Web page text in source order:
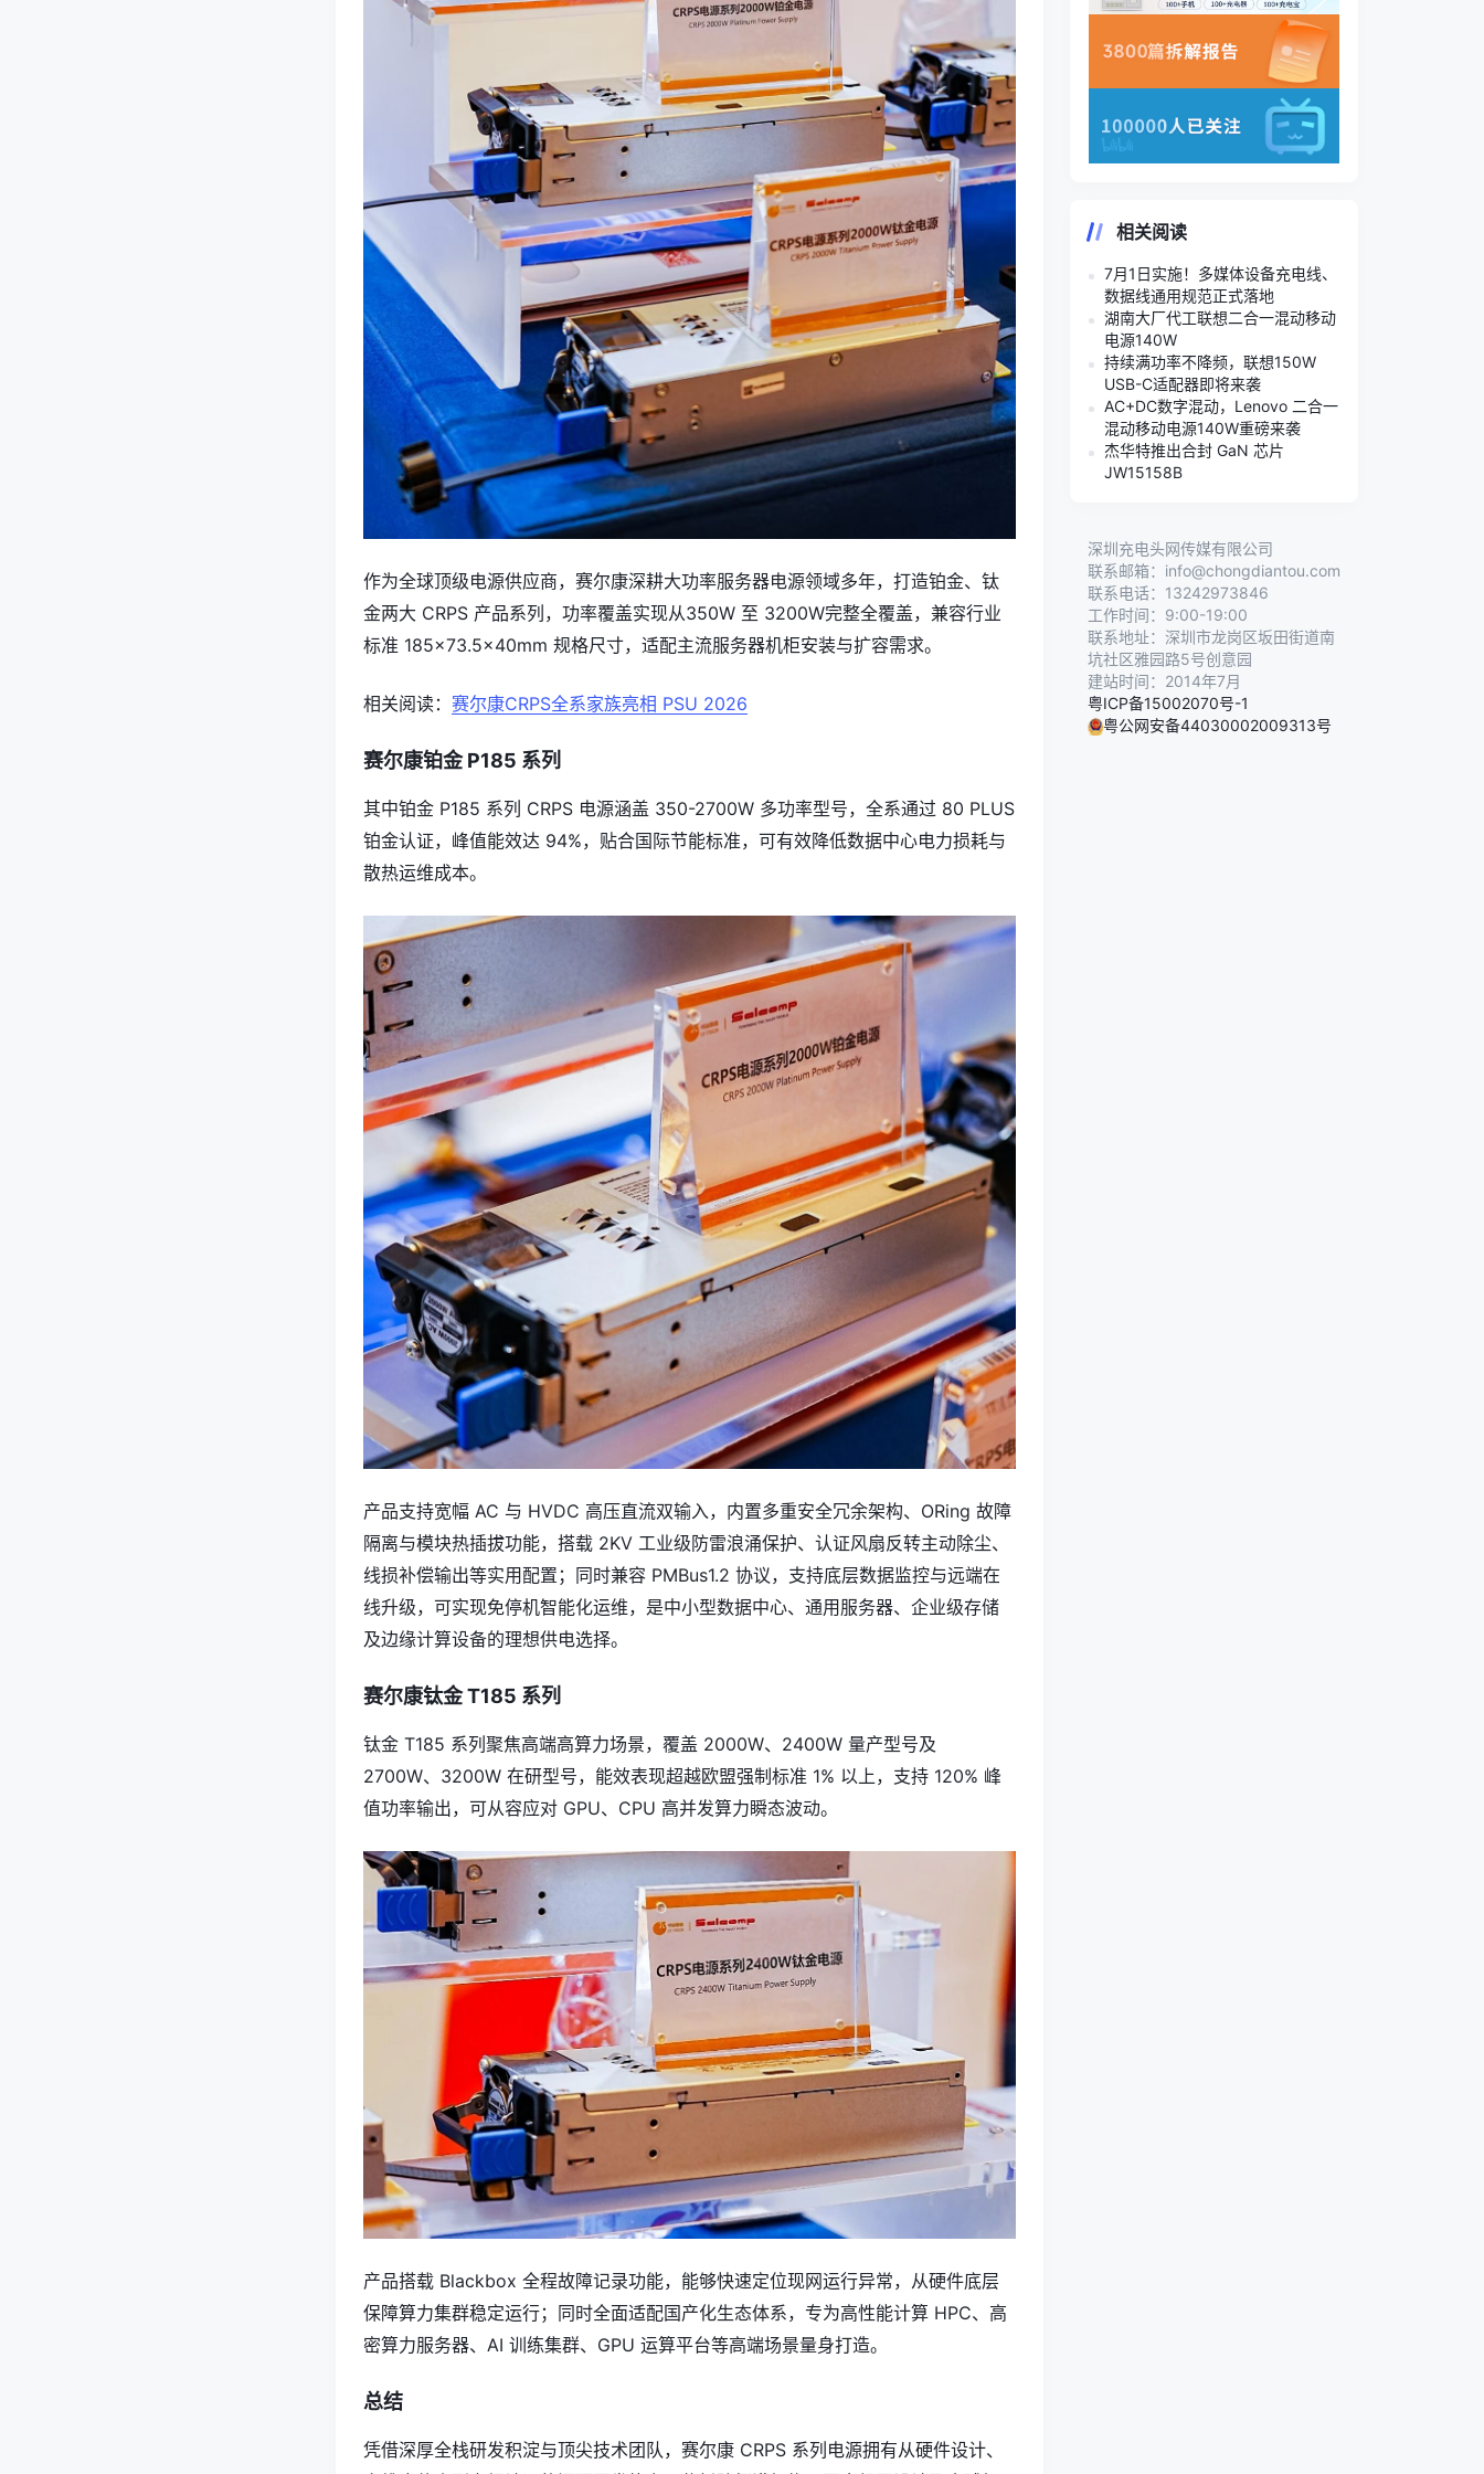
作为全球顶级电源供应商，赛尔康深耕大功率服务器电源领域多年，打造铂金、钛
金两大 CRPS 产品系列，功率覆盖实现从350W 至 3200W完整全覆盖，兼容行业
标准 185×73.5×40mm 规格尺寸，适配主流服务器机柜安装与扩容需求。
相关阅读： 赛尔康CRPS全系家族亮相 PSU 2026
赛尔康铂金 P185 系列
其中铂金 P185 系列 CRPS 电源涵盖 350-2700W 多功率型号，全系通过 80 PLUS
铂金认证，峰值能效达 94%，贴合国际节能标准，可有效降低数据中心电力损耗与
散热运维成本。
产品支持宽幅 AC 与 HVDC 高压直流双输入，内置多重安全冗余架构、ORing 故障
隔离与模块热插拔功能，搭载 2KV 工业级防雷浪涌保护、认证风扇反转主动除尘、
线损补偿输出等实用配置；同时兼容 PMBus1.2 协议，支持底层数据监控与远端在
线升级，可实现免停机智能化运维，是中小型数据中心、通用服务器、企业级存储
及边缘计算设备的理想供电选择。
赛尔康钛金 T185 系列
钛金 T185 系列聚焦高端高算力场景，覆盖 2000W、2400W 量产型号及
2700W、3200W 在研型号，能效表现超越欧盟强制标准 1% 以上，支持 120% 峰
值功率输出，可从容应对 GPU、CPU 高并发算力瞬态波动。
产品搭载 Blackbox 全程故障记录功能，能够快速定位现网运行异常，从硬件底层
保障算力集群稳定运行；同时全面适配国产化生态体系，专为高性能计算 HPC、高
密算力服务器、AI 训练集群、GPU 运算平台等高端场景量身打造。
总结
凭借深厚全栈研发积淀与顶尖技术团队，赛尔康 CRPS 系列电源拥有从硬件设计、
相关阅读
7月1日实施！多媒体设备充电线、
数据线通用规范正式落地
湖南大厂代工联想二合一混动移动
电源140W
持续满功率不降频，联想150W
USB-C适配器即将来袭
AC+DC数字混动，Lenovo 二合一
混动移动电源140W重磅来袭
杰华特推出合封 GaN 芯片
JW15158B
深圳充电头网传媒有限公司
联系邮箱：info@chongdiantou.com
联系电话：13242973846
工作时间：9:00-19:00
联系地址：深圳市龙岗区坂田街道南
坑社区雅园路5号创意园
建站时间：2014年7月
粤ICP备15002070号-1
粤公网安备44030002009313号